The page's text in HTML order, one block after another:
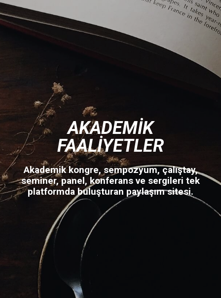
AKADEMIK
FAALIYETLER
Akademik kongre, sempozyum, çalıştay,
seminer, panel, konferans ve sergileri tek
platformda buluşturan paylaşım sitesi.